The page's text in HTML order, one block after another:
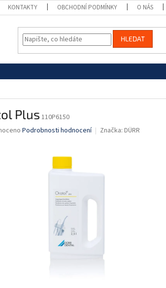
KONTAKTY OBCHODNÍ PODMÍNKY O NÁS
HLEDAT
Plus110P6150
Podrobnosti hodnocení Značka: DÜRR